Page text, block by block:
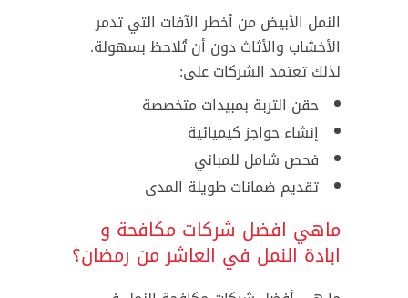
النمل الأبيض من أخطر الآفات التي تدمر
الأخشاب والأثاث دون أن تُلاحظ بسهولة.
لذلك تعتمد الشركات على:
حقن التربة بمبيدات متخصصة
إنشاء حواجز كيميائية
فحص شامل للمباني
تقديم ضمانات طويلة المدى
ماهي افضل شركات مكافحة و
ابادة النمل في العاشر من رمضان؟